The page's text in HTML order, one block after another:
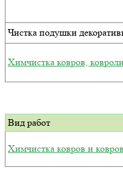
Чистка подушки
Химчистка ковров,
Вид работ
Химчистка ковров и